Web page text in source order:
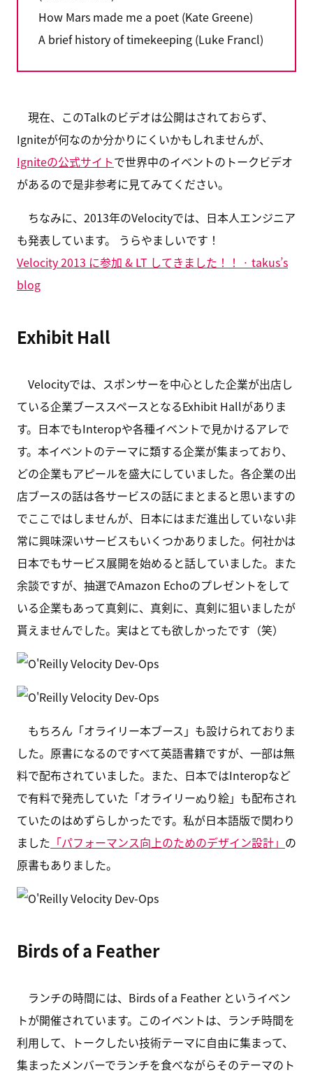
How Mars made me a poet (Kate Greene)
A brief history of timekeeping (Luke Francl)
現在、このTalkのビデオは公開はされておらず、
Igniteが何なのか分かりにくいかもしれませんが、
Igniteの公式サイトで世界中のイベントのトークビデオ
があるので是非参考に見てみてください。
ちなみに、2013年のVelocityでは、日本人エンジニア
も発表しています。 うらやましいです！
Velocity 2013 に参加 & LT してきました！！ · takus’s
blog
Exhibit Hall
Velocityでは、スポンサーを中心とした企業が出店し
ている企業ブーススペースとなるExhibit Hallがありま
す。日本でもInteropや各種イベントで見かけるアレで
す。本イベントのテーマに類する企業が集まっており、
どの企業もアピールを盛大にしていました。各企業の出
店ブースの話は各サービスの話にまとまると思いますの
でここではしませんが、日本にはまだ進出していない非
常に興味深いサービスもいくつかありました。何社かは
日本でもサービス展開を始めると話していました。また
余談ですが、抽選でAmazon Echoのプレゼントをして
いる企業もあって真剣に、真剣に、真剣に狙いましたが
貰えませんでした。実はとても欲しかったです（笑）
もちろん「オライリー本ブース」も設けられておりま
した。原書になるのですべて英語書籍ですが、一部は無
料で配布されていました。また、日本ではInteropなど
で有料で発売していた「オライリーぬり絵」も配布され
ていたのはめずらしかったです。私が日本語版で関わり
ました 「パフォーマンス向上のためのデザイン設計」 の
原書もありました。
Birds of a Feather
ランチの時間には、Birds of a Feather というイベン
トが開催されています。このイベントは、ランチ時間を
利用して、トークしたい技術テーマに自由に集まって、
集まったメンバーでランチを食べながらそのテーマのト